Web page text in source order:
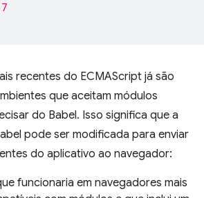
recentes do ECMAScript já são
que aceitam módulos
do Babel. Isso significa que a
pode ser modificada para enviar
do aplicativo ao navegador:
funcionaria em navegadores mais